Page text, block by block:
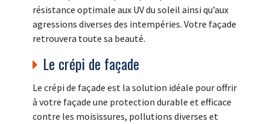
résistance optimale aux UV du soleil ainsi qu’aux
agressions diverses des intempéries. Votre façade
retrouvera toute sa beauté.
Le crépi de façade
Le crépi de façade est la solution idéale pour offrir
à votre façade une protection durable et efficace
contre les moisissures, pollutions diverses et